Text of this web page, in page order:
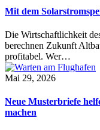
Mit dem
Die Wirtschaftlichkeit
berechnen Zukunft
profitabel. Wer…
Mai 29, 2026
Neue Musterbriefe
machen